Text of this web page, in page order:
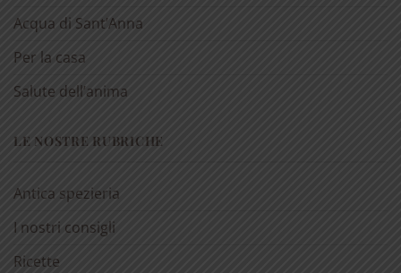
Acqua di Sant’Anna
Per la casa
Salute dell’anima
LE NOSTRE RUBRICHE
Antica spezieria
I nostri consigli
Ricette